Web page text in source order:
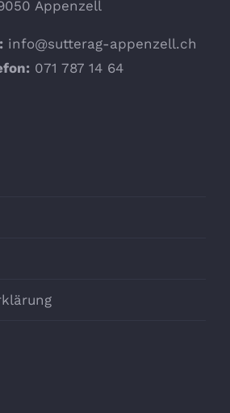
Appenzell
info@sutterag-appenzell.ch
071 787 14 64